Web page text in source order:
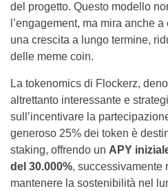
del progetto. Questo modello
l’engagement, ma mira anche
una crescita a lungo termine,
delle meme coin.
La tokenomics di Flockerz,
altrettanto interessante e
sull’incentivare la
generoso 25% dei token è
staking, offrendo un APY
del 30.000%, successivamente
mantenere la sostenibilità nel